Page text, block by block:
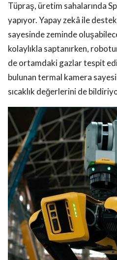
Tüpraş, üretim sahalarında
yapıyor. Yapay zekâ ile
sayesinde zeminde
kolaylıkla saptanırken,
de ortamdaki gazlar tespit
bulunan termal kamera
sıcaklık değerlerini de